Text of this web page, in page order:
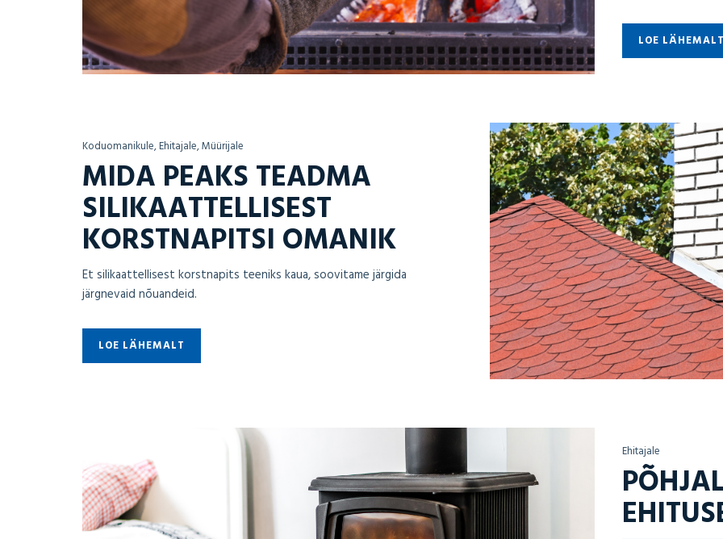
LOE LÄHEMALT
Koduomanikule, Ehitajale, Müürijale
MIDA PEAKS TEADMA
SILIKAATTELLISEST
KORSTNAPITSI OMANIK
Et silikaattellisest korstnapits teeniks kaua, soovitame järgida
järgnevaid nõuandeid.
LOE LÄHEMALT
Ehitajale